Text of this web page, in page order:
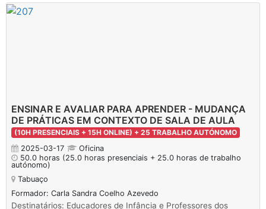
ENSINAR E AVALIAR PARA APRENDER - MUDANÇA
DE PRÁTICAS EM CONTEXTO DE SALA DE AULA
(10H PRESENCIAIS + 15H ONLINE) + 25 TRABALHO AUTÓNOMO
2025-03-17
Oficina
50.0 horas (25.0 horas presenciais + 25.0 horas de trabalho
autónomo)
Tabuaço
Formador: Carla Sandra Coelho Azevedo
Destinatários: Educadores de Infância e Professores dos